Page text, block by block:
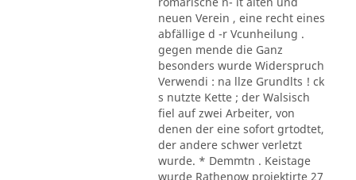
neuen Verein , eine recht eines
abfällige d -r Vcunheilung .
gegen mende die Ganz
besonders wurde Widerspruch
Verwendi : na llze Grundlts ! ck
s nutzte Kette ; der Walsisch
fiel auf zwei Arbeiter, von
denen der eine sofort grtodtet,
der andere schwer verletzt
wurde. * Demmtn . Keistage
wurde Rathenow projektirte 27